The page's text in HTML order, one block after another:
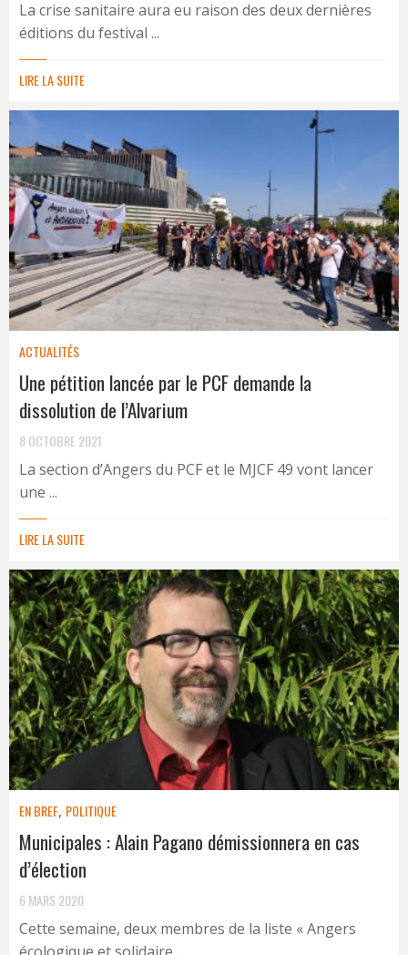
La crise sanitaire aura eu raison des deux dernières
éditions du festival ...
LIRE LA SUITE
ACTUALITÉS
Une pétition lancée par le PCF demande la
dissolution de l’Alvarium
8 OCTOBRE 2021
La section d’Angers du PCF et le MJCF 49 vont lancer
une ...
LIRE LA SUITE
EN BREF, POLITIQUE
Municipales : Alain Pagano démissionnera en cas
d’élection
6 MARS 2020
Cette semaine, deux membres de la liste « Angers
écologique et solidaire ...